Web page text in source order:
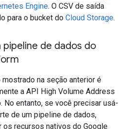
Engine. O CSV de saída
para o bucket do Cloud Storage.
de dados do
na seção anterior é
a API High Volume Address
No entanto, se você precisar usá-
de um pipeline de dados,
os recursos nativos do Google